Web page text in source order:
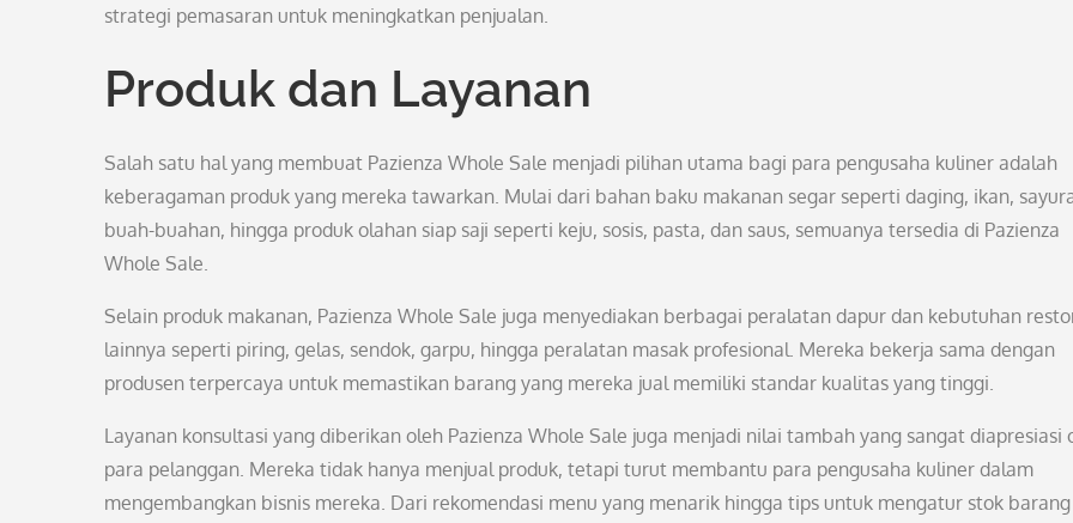
strategi pemasaran untuk meningkatkan penjualan.
Produk dan Layanan
Salah satu hal yang membuat Pazienza Whole Sale menjadi pilihan utama bagi para pengusaha kuliner adalah
keberagaman produk yang mereka tawarkan. Mulai dari bahan baku makanan segar seperti daging, ikan,
buah-buahan, hingga produk olahan siap saji seperti keju, sosis, pasta, dan saus, semuanya tersedia di Pazienza
Whole Sale.
Selain produk makanan, Pazienza Whole Sale juga menyediakan berbagai peralatan dapur dan kebutuhan
lainnya seperti piring, gelas, sendok, garpu, hingga peralatan masak profesional. Mereka bekerja sama dengan
produsen terpercaya untuk memastikan barang yang mereka jual memiliki standar kualitas yang tinggi.
Layanan konsultasi yang diberikan oleh Pazienza Whole Sale juga menjadi nilai tambah yang sangat diapresiasi
para pelanggan. Mereka tidak hanya menjual produk, tetapi turut membantu para pengusaha kuliner dalam
mengembangkan bisnis mereka. Dari rekomendasi menu yang menarik hingga tips untuk mengatur stok barang